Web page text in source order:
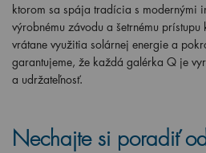
ktorom sa spája tradícia s modernými
výrobnému závodu a šetrnému
vrátane využitia solárnej energie a
garantujeme, že každá galérka Q je
a udržateľnosť.
Nechajte si poradiť